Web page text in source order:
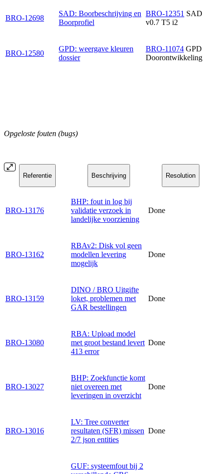
BRO-12698
SAD: Boorbeschrijving en
Boorprofiel
BRO-12351 SAD
v0.7 T5 i2
BRO-12580
GPD: weergave kleuren
dossier
BRO-11074 GPD
Doorontwikkeling
Opgeloste fouten (bugs)
Referentie Beschrijving Resolution
BRO-13176
BHP: fout in log bij
validatie verzoek in
landelijke voorziening
Done
BRO-13162
RBAv2: Disk vol geen
modellen levering
mogelijk
Done
BRO-13159
DINO / BRO Uitgifte
loket, problemen met
GAR bestellingen
Done
BRO-13080
RBA: Upload model
met groot bestand levert
413 error
Done
BRO-13027
BHP: Zoekfunctie komt
niet overeen met
leveringen in overzicht
Done
BRO-13016
LV: Tree converter
resultaten (SFR) missen
2/7 json entities
Done
GUF: systeemfout bij 2